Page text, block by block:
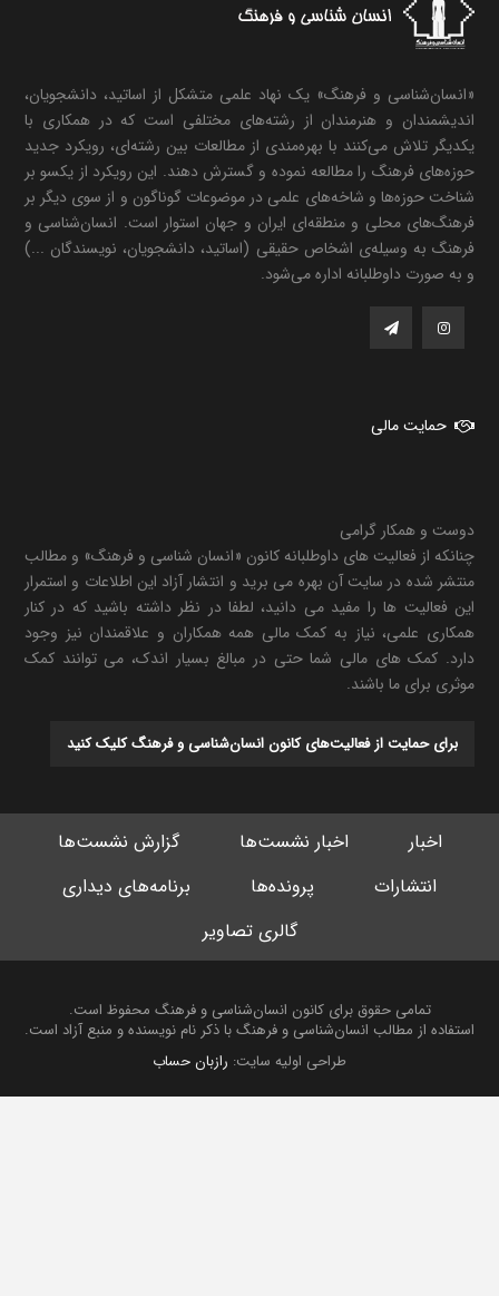
«انسان‌شناسی و فرهنگ» یک نهاد علمی متشکل از اساتید، دانشجویان،
اندیشمندان و هنرمندان از رشته‌های مختلفی است که در همکاری با
یکدیگر تلاش می‌کنند با بهره‌مندی از مطالعات بین رشته‌ای، رویکرد جدید
حوزه‌های فرهنگ را مطالعه نموده و گسترش دهند. این رویکرد از یکسو بر
شناخت حوزه‌ها و شاخه‌های علمی در موضوعات گوناگون و از سوی دیگر بر
فرهنگ‌های محلی و منطقه‌ای ایران و جهان استوار است. انسان‌شناسی و
فرهنگ به وسیله‌ی اشخاص حقیقی (اساتید، دانشجویان، نویسندگان ...)
و به صورت داوطلبانه اداره می‌شود.
حمایت مالی
دوست و همکار گرامی
چنانکه از فعالیت های داوطلبانه کانون «انسان شناسی و فرهنگ» و مطالب
منتشر شده در سایت آن بهره می برید و انتشار آزاد این اطلاعات و استمرار
این فعالیت ها را مفید می دانید، لطفا در نظر داشته باشید که در کنار
همکاری علمی، نیاز به کمک مالی همه همکاران و علاقمندان نیز وجود
دارد. کمک های مالی شما حتی در مبالغ بسیار اندک، می توانند کمک
موثری برای ما باشند.
برای حمایت از فعالیت‌های کانون انسان‌شناسی و فرهنگ کلیک کنید
اخبار اخبار نشست‌ها
گزارش نشست‌ها
انتشارات
پرونده‌ها
برنامه‌های دیداری
گالری تصاویر
تمامی حقوق برای کانون انسان‌شناسی و فرهنگ محفوظ است.
استفاده از مطالب انسان‌شناسی و فرهنگ با ذکر نام نویسنده و منبع آزاد است.
طراحی اولیه سایت:رازبان حساب